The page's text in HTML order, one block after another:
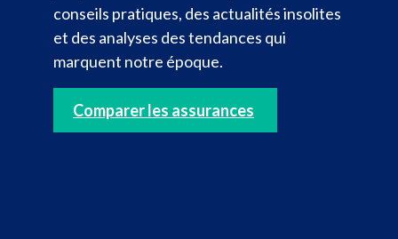
conseils pratiques, des actualités insolites
et des analyses des tendances qui
marquent notre époque.
Comparer les assurances